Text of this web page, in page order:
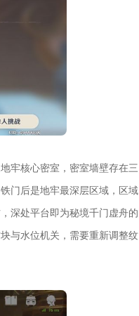
牢核心密室，密室墙壁存在三
门后是地牢最深层区域，区域
深处平台即为秘境千门虚舟的
与水位机关，需要重新调整纹